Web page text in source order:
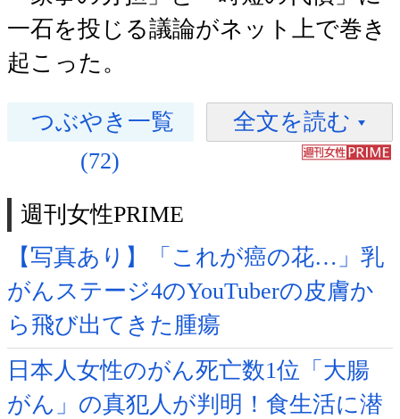
一石を投じる議論がネット上で巻き
起こった。
つぶやき一覧
(72)
全文を読む
週刊女性PRIME
【写真あり】「これが癌の花…」乳
がんステージ4のYouTuberの皮膚か
ら飛び出てきた腫瘍
日本人女性のがん死亡数1位「大腸
がん」の真犯人が判明！食生活に潜